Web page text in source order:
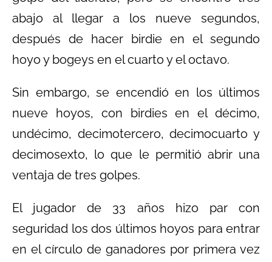
abajo al llegar a los nueve segundos,
después de hacer birdie en el segundo
hoyo y bogeys en el cuarto y el octavo.
Sin embargo, se encendió en los últimos
nueve hoyos, con birdies en el décimo,
undécimo, decimotercero, decimocuarto y
decimosexto, lo que le permitió abrir una
ventaja de tres golpes.
El jugador de 33 años hizo par con
seguridad los dos últimos hoyos para entrar
en el círculo de ganadores por primera vez